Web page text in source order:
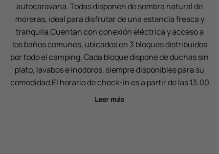
autocaravana. Todas disponen de sombra natural de
moreras, ideal para disfrutar de una estancia fresca y
tranquila.Cuentan con conexión eléctrica y acceso a
los baños comunes, ubicados en 3 bloques distribuidos
por todo el camping. Cada bloque dispone de duchas sin
plato, lavabos e inodoros, siempre disponibles para su
comodidad.El horario de check-in es a partir de las 13:00
horas y el check-out debe realizarse antes de las 12:00
Leer más